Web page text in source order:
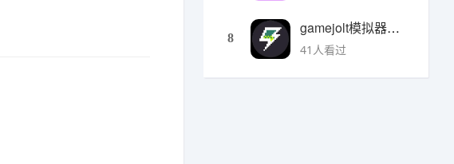
8
gamejolt模拟器下载
41人看过